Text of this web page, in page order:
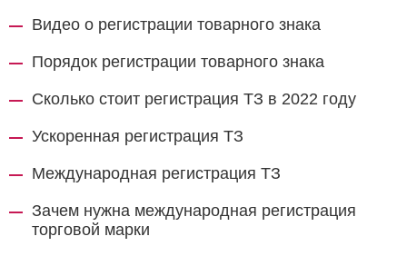
Видео о регистрации товарного знака
Порядок регистрации товарного знака
Сколько стоит регистрация ТЗ в 2022 году
Ускоренная регистрация ТЗ
Международная регистрация ТЗ
Зачем нужна международная регистрация
торговой марки